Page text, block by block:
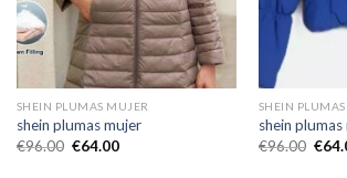
SHEIN PLUMAS MUJER
shein plumas mujer
€96.00 €64.00
SHEIN
shein
€96.00 €